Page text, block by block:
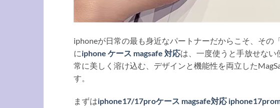
iphoneが日常の最も身近なパートナーだからこそ、そ
にiphone ケース magsafe 対応は、一度使うと手放せな
常に美しく溶け込む、デザインと機能性を両立した
す。
まずはiphone17/17proケース magsafe対応